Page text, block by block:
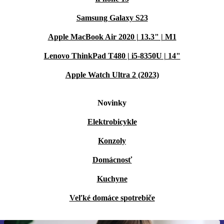
Samsung Galaxy S23
Apple MacBook Air 2020 | 13.3" | M1
Lenovo ThinkPad T480 | i5-8350U | 14"
Apple Watch Ultra 2 (2023)
Novinky
Elektrobicykle
Konzoly
Domácnosť
Kuchyne
Veľké domáce spotrebiče